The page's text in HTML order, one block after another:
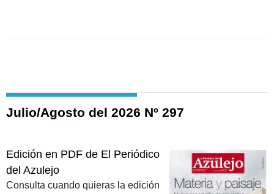
Julio/Agosto del 2026 Nº 297
Edición en PDF de El Periódico
del Azulejo
Consulta cuando quieras la edición